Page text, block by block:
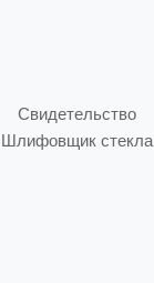
Свидетельство
Шлифовщик стекла